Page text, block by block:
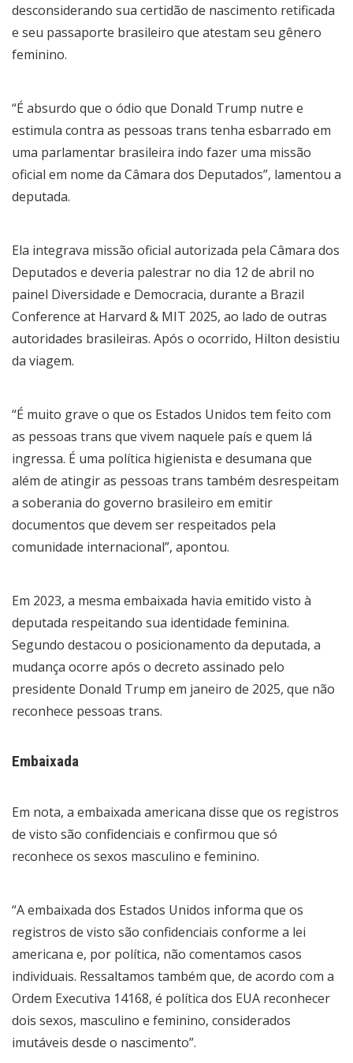
desconsiderando sua certidão de nascimento retificada
e seu passaporte brasileiro que atestam seu gênero
feminino.
“É absurdo que o ódio que Donald Trump nutre e
estimula contra as pessoas trans tenha esbarrado em
uma parlamentar brasileira indo fazer uma missão
oficial em nome da Câmara dos Deputados”, lamentou a
deputada.
Ela integrava missão oficial autorizada pela Câmara dos
Deputados e deveria palestrar no dia 12 de abril no
painel Diversidade e Democracia, durante a Brazil
Conference at Harvard & MIT 2025, ao lado de outras
autoridades brasileiras. Após o ocorrido, Hilton desistiu
da viagem.
“É muito grave o que os Estados Unidos tem feito com
as pessoas trans que vivem naquele país e quem lá
ingressa. É uma política higienista e desumana que
além de atingir as pessoas trans também desrespeitam
a soberania do governo brasileiro em emitir
documentos que devem ser respeitados pela
comunidade internacional”, apontou.
Em 2023, a mesma embaixada havia emitido visto à
deputada respeitando sua identidade feminina.
Segundo destacou o posicionamento da deputada, a
mudança ocorre após o decreto assinado pelo
presidente Donald Trump em janeiro de 2025, que não
reconhece pessoas trans.
Embaixada
Em nota, a embaixada americana disse que os registros
de visto são confidenciais e confirmou que só
reconhece os sexos masculino e feminino.
“A embaixada dos Estados Unidos informa que os
registros de visto são confidenciais conforme a lei
americana e, por política, não comentamos casos
individuais. Ressaltamos também que, de acordo com a
Ordem Executiva 14168, é política dos EUA reconhecer
dois sexos, masculino e feminino, considerados
imutáveis desde o nascimento”.